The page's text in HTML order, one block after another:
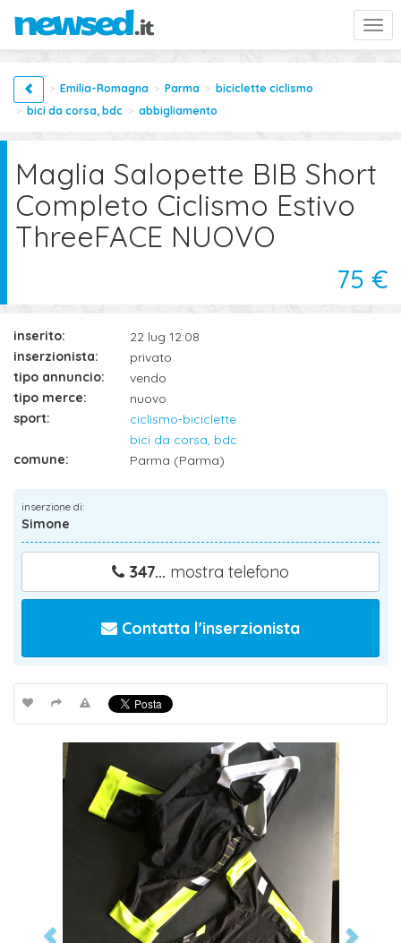
Emilia-Romagna Parma
biciclette ciclismo
bici da corsa, bdc
abbigliamento
Maglia Salopette BIB Short
Completo Ciclismo Estivo
ThreeFACE NUOVO
75 €
inserito:
22 lug 12:08
inserzionista:
privato
tipo annuncio:
vendo
tipo merce:
nuovo
sport:
ciclismo-biciclette
bici da corsa, bdc
comune:
Parma (Parma)
inserzione di:
Simone
347... mostra telefono
Contatta l'inserzionista